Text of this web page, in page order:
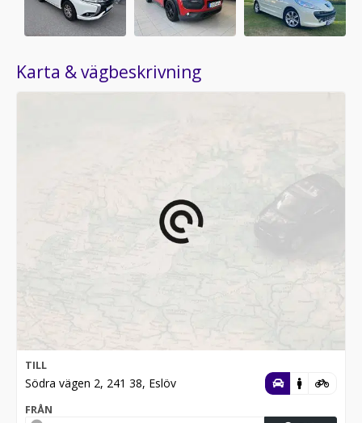
Karta & vägbeskrivning
TILL
Södra vägen 2, 241 38, Eslöv
FRÅN